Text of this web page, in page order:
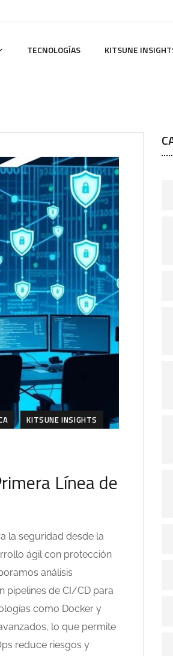
TECNOLOGÍAS KITSUNE
KITSUNE INSIGHTS
Línea de
la seguridad desde la
ágil con protección
análisis
pipelines de CI/CD para
como Docker y
lo que permite
reduce riesgos y